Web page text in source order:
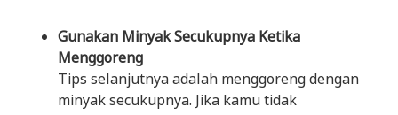
Gunakan Minyak Secukupnya Ketika
Menggoreng
Tips selanjutnya adalah menggoreng dengan
minyak secukupnya. Jika kamu tidak